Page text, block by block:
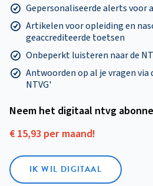
Gepersonaliseerde alerts voor
Artikelen voor opleiding en
geaccrediteerde toetsen
Onbeperkt luisteren naar de
Antwoorden op al je vragen via
NTVG'
Neem het digitaal ntvg
€ 15,93 per maand!
IK WIL DIGITAAL